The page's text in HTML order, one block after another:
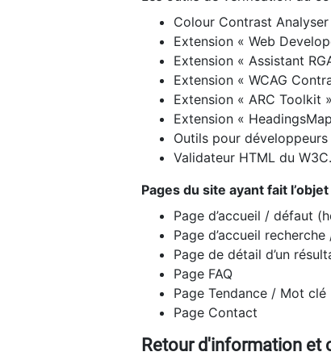
Colour Contrast Analyser
Extension « Web
Extension « Assistant
Extension « WCAG
Extension « ARC Toolkit
Extension «
Outils pour
Validateur HTML du W3C.
Pages du site ayant fait
Page d’accueil / défaut
Page d’accueil
Page de détail d’un
Page FAQ
Page Tendance / Mot clé
Page Contact
Retour d'information et